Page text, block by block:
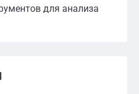
для анализа